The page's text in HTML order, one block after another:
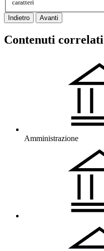
caratteri
Indietro Avanti
Contenuti correlati
Amministrazione